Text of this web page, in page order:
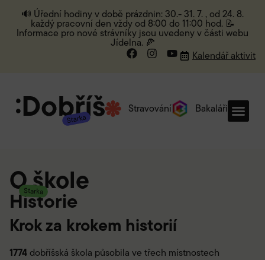
🔊 Úřední hodiny v době prázdnin: 30.- 31. 7. , od 24. 8.
každý pracovní den vždy od 8:00 do 11:00 hod. 📝
Informace pro nové strávníky jsou uvedeny v části webu
Jídelna. 🍕
Kalendář aktivit
Stravování Bakaláři
O škole
Starka
Historie
Krok za krokem historií
1774 dobříšská škola působila ve třech místnostech